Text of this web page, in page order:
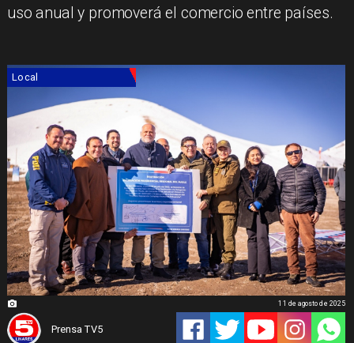
uso anual y promoverá el comercio entre países.
Local
Prensa TV5
11 de agosto de 2025